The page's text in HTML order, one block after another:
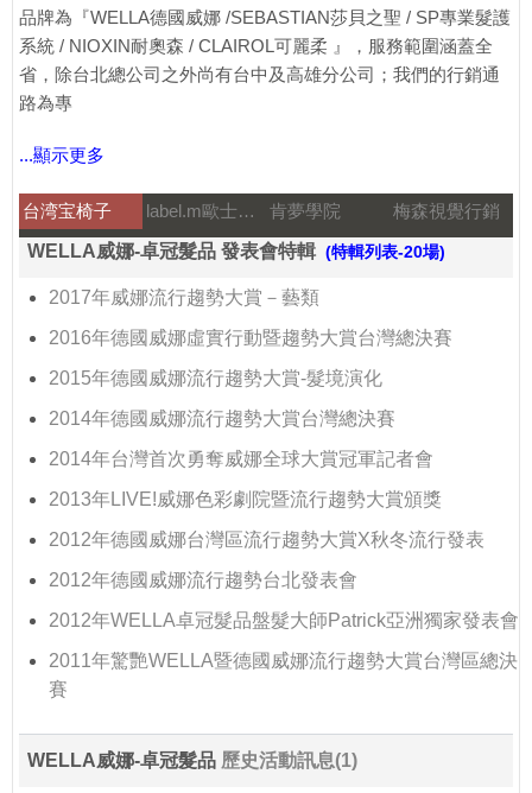
品牌為『WELLA德國威娜 /SEBASTIAN莎貝之聖 / SP專業髮護
系統 / NIOXIN耐奧森 / CLAIROL可麗柔 』，服務範圍涵蓋全
省，除台北總公司之外尚有台中及高雄分公司；我們的行銷通
路為專
...顯示更多
台湾宝椅子 label.m歐士特國際 肯夢學院
梅森視覺行銷
WELLA威娜-卓冠髮品 發表會特輯 (特輯列表-20場)
2017年威娜流行趨勢大賞－藝類
2016年德國威娜虛實行動暨趨勢大賞台灣總決賽
2015年德國威娜流行趨勢大賞-髮境演化
2014年德國威娜流行趨勢大賞台灣總決賽
2014年台灣首次勇奪威娜全球大賞冠軍記者會
2013年LIVE!威娜色彩劇院暨流行趨勢大賞頒獎
2012年德國威娜台灣區流行趨勢大賞X秋冬流行發表
2012年德國威娜流行趨勢台北發表會
2012年WELLA卓冠髮品盤髮大師Patrick亞洲獨家發表會
2011年驚艷WELLA暨德國威娜流行趨勢大賞台灣區總決
賽
WELLA威娜-卓冠髮品 歷史活動訊息(1)